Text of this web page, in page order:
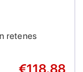
retenes
€118.88